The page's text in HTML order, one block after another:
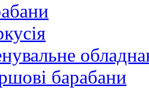
барабани